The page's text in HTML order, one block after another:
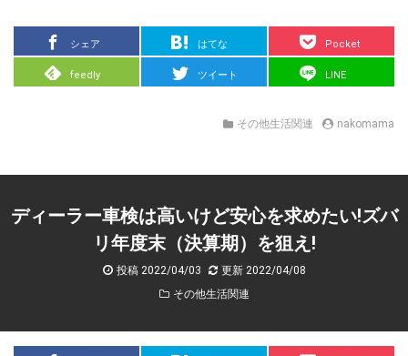
シェア はてな Pocket
feedly ツイート LINE
その他生活関連 nakomama
ディーラー車検は高いけど安心を求めたい!ズバ
リ年度末（決算期）を狙え!
投稿 2022/04/03
更新 2022/04/08
その他生活関連